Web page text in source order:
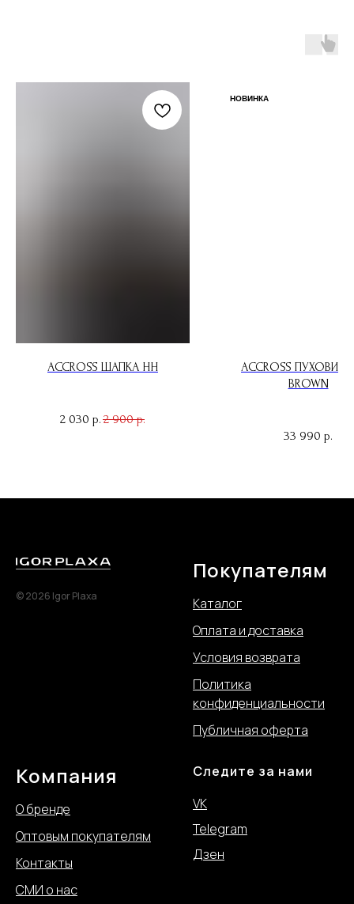
ACCROSS ШАПКА HH
2 030 р. 2 900 р.
НОВИНКА
ACCROSS ПУХОВИК
BROWN
33 990 р.
© 2026 Igor Plaxa
Покупателям
Каталог
Оплата и доставка
Условия возврата
Политика
конфиденциальности
Публичная оферта
Компания
О бренде
Оптовым покупателям
Контакты
СМИ о нас
Следите за нами
VK
Telegram
Дзен